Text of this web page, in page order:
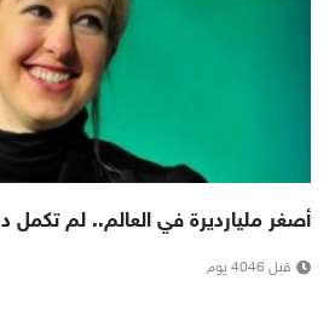
أصغر مليارديرة في العالم.. لم تكمل
قبل 4046 يوم